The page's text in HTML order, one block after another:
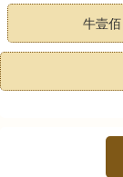
牛壹佰